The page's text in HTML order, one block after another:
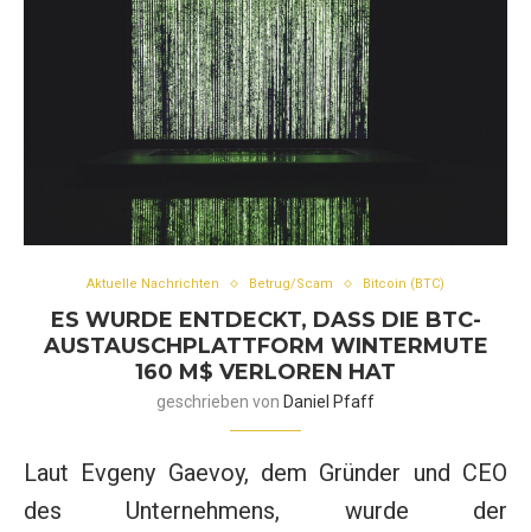
Aktuelle Nachrichten Betrug/Scam Bitcoin (BTC)
ES WURDE ENTDECKT, DASS DIE BTC-
AUSTAUSCHPLATTFORM WINTERMUTE
160 M$ VERLOREN HAT
geschrieben von Daniel Pfaff
Laut Evgeny Gaevoy, dem Gründer und CEO
des Unternehmens, wurde der